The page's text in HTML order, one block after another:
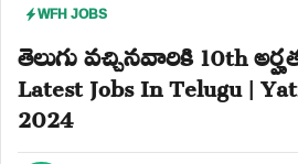
WFH JOBS
తెలుగు వచ్చినవారికి 10th
Latest Jobs In Telugu |
2024